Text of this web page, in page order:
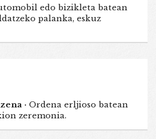
edo bizikleta batean
palanka, eskuz
· Ordena erljioso batean
zeremonia.